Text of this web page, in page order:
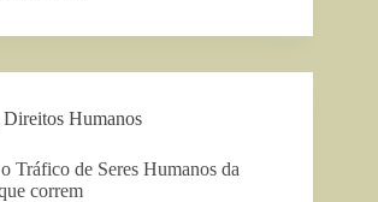
Direitos Humanos
Tráfico de Seres Humanos da
correm